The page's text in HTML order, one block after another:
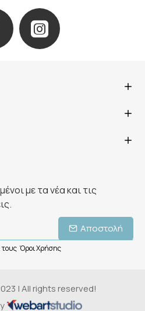
με τα νέα και τις
Αποστολή
τους Όροι Χρήσης
| All rights reserved!